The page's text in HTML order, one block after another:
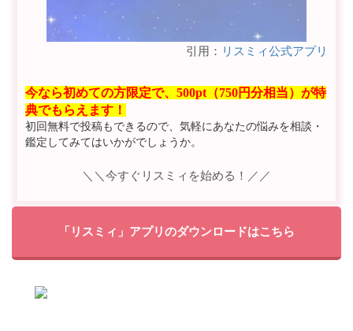
引用： リスミィ公式アプリ
今なら初めての方限定で、500pt（750円分相当）が特
典でもらえます！
初回無料で投稿もできるので、気軽にあなたの悩みを相談・
鑑定してみてはいかがでしょうか。
＼＼今すぐリスミィを始める！／／
「リスミィ」アプリのダウンロードはこちら